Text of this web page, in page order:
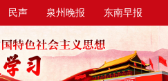
民声 泉州晚报 东南早报
今日台商投资区